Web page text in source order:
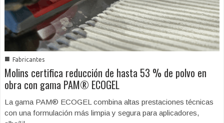
■ Fabricantes
Molins certifica reducción de hasta 53 % de polvo en
obra con gama PAM® ECOGEL
La gama PAM® ECOGEL combina altas prestaciones técnicas
con una formulación más limpia y segura para aplicadores,